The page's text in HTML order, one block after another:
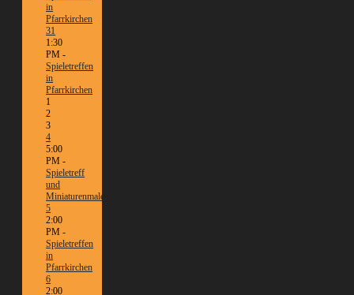
in
Pfarrkirchen
31
1:30
PM -
Spieletreffen
in
Pfarrkirchen
1
2
3
4
5:00
PM -
Spieletreff
und
Miniaturenmalen/Tabletop
5
2:00
PM -
Spieletreffen
in
Pfarrkirchen
6
2:00